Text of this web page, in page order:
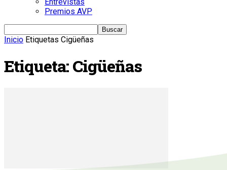
Premios AVP
Inicio Etiquetas Cigüeñas
Etiqueta: Cigüeñas